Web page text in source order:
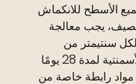
الأسطح للانكماش
يجب معالجة
سنتيمتر من
السمك، ويجب معالجة ذراع التسوية الأسمنتية لمدة 28 يومًا
مواد رابطة خاصة من